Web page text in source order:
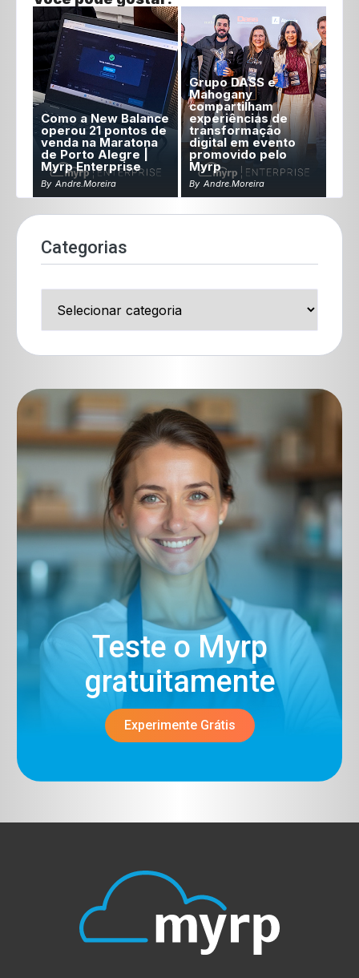
Como a New Balance
operou 21 pontos de
venda na Maratona
de Porto Alegre |
Myrp Enterprise
By Andre.moreira
Grupo DASS e
Mahogany
compartilham
experiências de
transformação
digital em evento
promovido pelo
Myrp
By Andre.moreira
Categorias
Teste o Myrp
gratuitamente​
Experimente Grátis